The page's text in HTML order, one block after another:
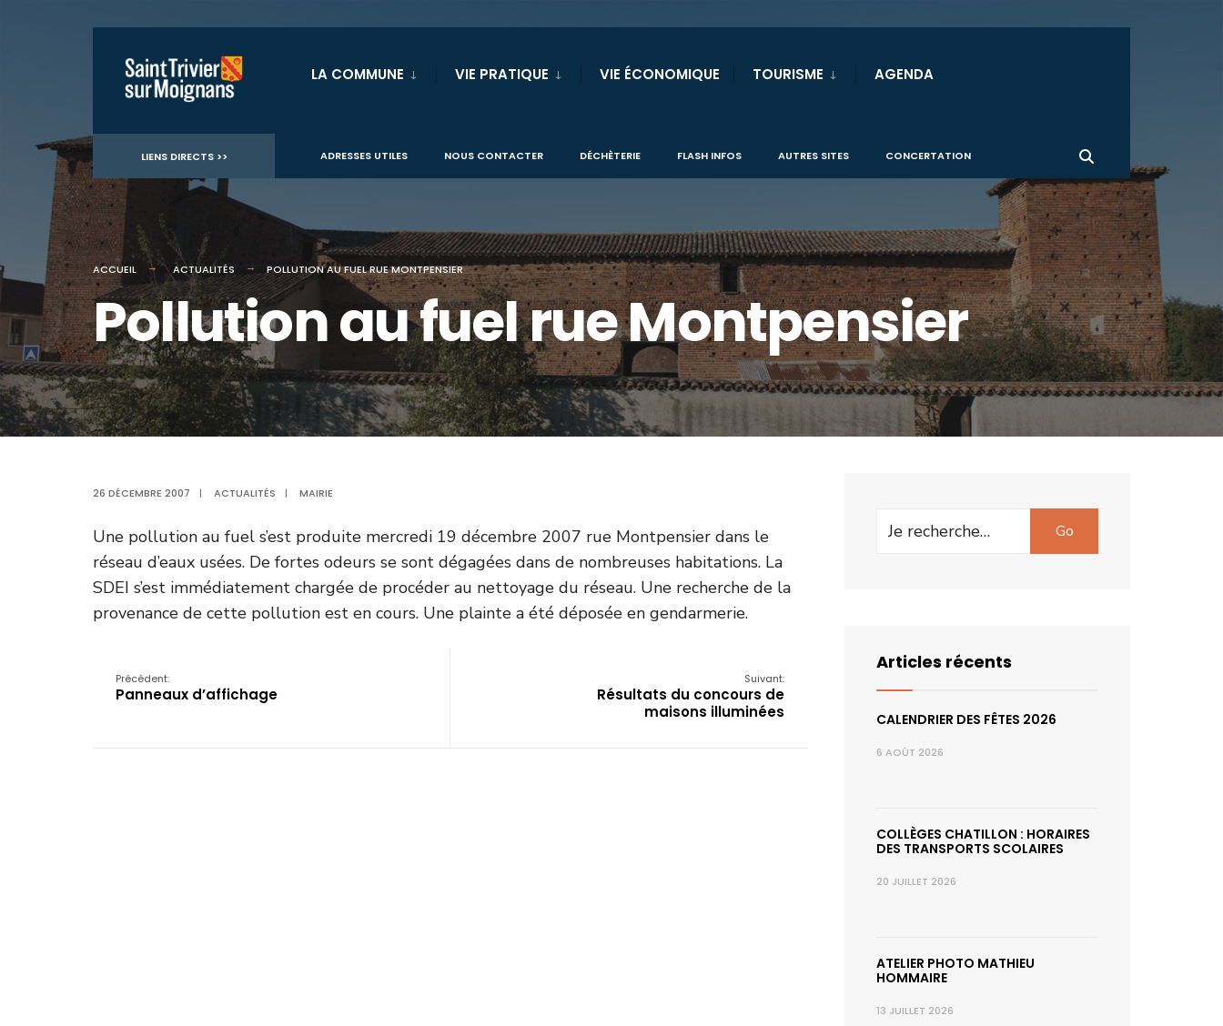
contenu
LA COMMUNE VIE PRATIQUE VIE ÉCONOMIQUE TOURISME AGENDA
LIENS DIRECTS >> ADRESSES UTILES NOUS CONTACTER DÉCHÈTERIE FLASH INFOS AUTRES SITES CONCERTATION
ACCUEIL ACTUALITÉS POLLUTION AU FUEL RUE MONTPENSIER
Pollution au fuel rue Montpensier
26 DÉCEMBRE 2007 | ACTUALITÉS | MAIRIE
Une pollution au fuel s’est produite mercredi 19 décembre 2007 rue Montpensier dans le
réseau d’eaux usées. De fortes odeurs se sont dégagées dans de nombreuses habitations. La
SDEI s’est immédiatement chargée de procéder au nettoyage du réseau. Une recherche de la
provenance de cette pollution est en cours. Une plainte a été déposée en gendarmerie.
Précédent:
Panneaux d’affichage
Suivant:
Résultats du concours de
maisons illuminées
Search
Go
Articles récents
CALENDRIER DES FÊTES 2026
6 AOÛT 2026
COLLÈGES CHATILLON : HORAIRES
DES TRANSPORTS SCOLAIRES
20 JUILLET 2026
ATELIER PHOTO MATHIEU
HOMMAIRE
13 JUILLET 2026